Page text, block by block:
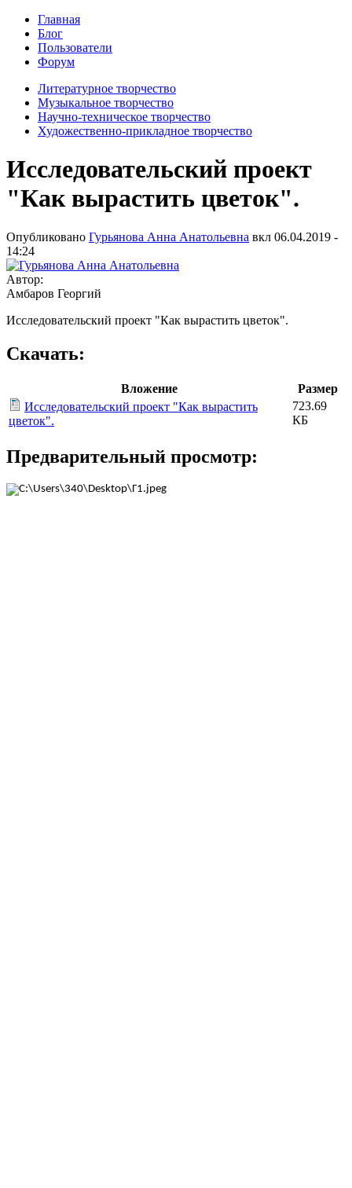
Главная
Блог
Пользователи
Форум
Литературное творчество
Музыкальное творчество
Научно-техническое творчество
Художественно-прикладное творчество
Исследовательский проект
"Как вырастить цветок".
Опубликовано Гурьянова Анна Анатольевна вкл 06.04.2019 -
14:24
Автор:
Амбаров Георгий
Исследовательский проект "Как вырастить цветок".
Скачать:
Вложение
Размер
Исследовательский проект "Как вырастить
цветок".
723.69
КБ
Предварительный просмотр: